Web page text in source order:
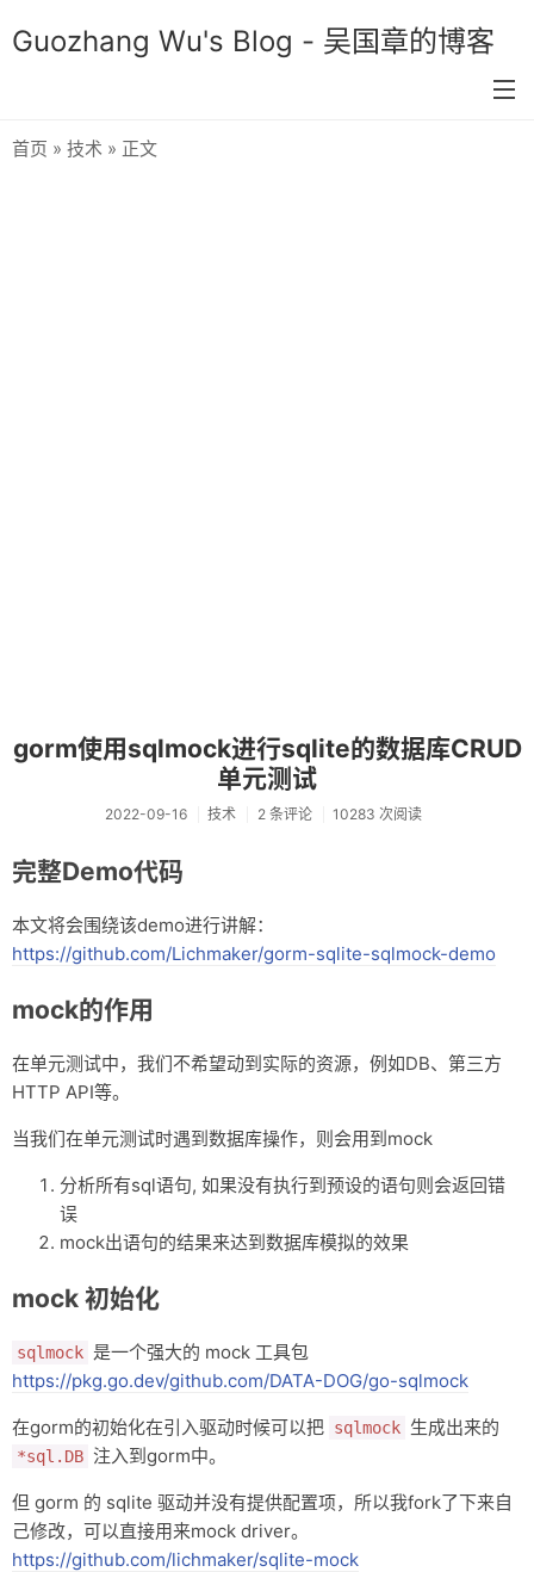
Guozhang Wu's Blog - 吴国章的博客
首页 » 技术 » 正文
gorm使用sqlmock进行sqlite的数据库CRUD
单元测试
2022-09-16 技术 2 条评论 10283 次阅读
完整Demo代码
本文将会围绕该demo进行讲解：
https://github.com/Lichmaker/gorm-sqlite-sqlmock-demo
mock的作用
在单元测试中，我们不希望动到实际的资源，例如DB、第三方
HTTP API等。
当我们在单元测试时遇到数据库操作，则会用到mock
分析所有sql语句, 如果没有执行到预设的语句则会返回错
误
mock出语句的结果来达到数据库模拟的效果
mock 初始化
sqlmock 是一个强大的 mock 工具包
https://pkg.go.dev/github.com/DATA-DOG/go-sqlmock
在gorm的初始化在引入驱动时候可以把 sqlmock 生成出来的
*sql.DB 注入到gorm中。
但 gorm 的 sqlite 驱动并没有提供配置项，所以我fork了下来自
己修改，可以直接用来mock driver。
https://github.com/lichmaker/sqlite-mock